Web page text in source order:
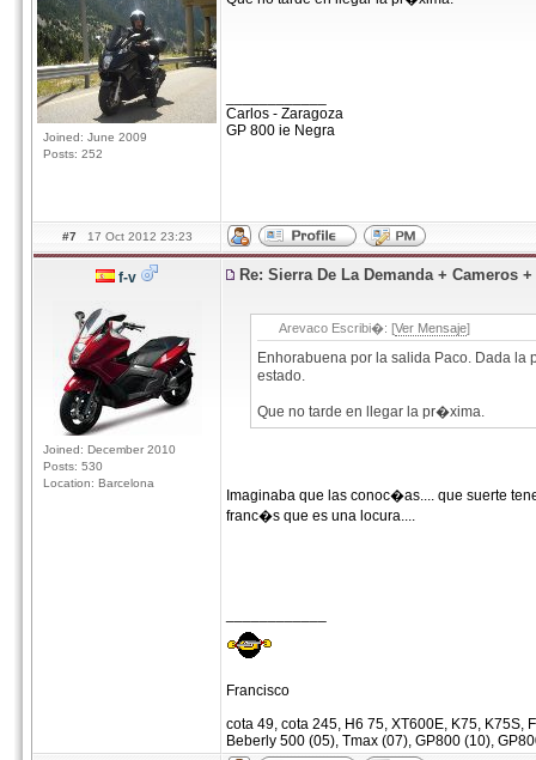
Joined: June 2009
Posts: 252
Carlos - Zaragoza
GP 800 ie Negra
#7 17 Oct 2012 23:23
f-v
Joined: December 2010
Posts: 530
Location: Barcelona
Re: Sierra De La Demanda + Cameros
Arevaco Escribi�: [Ver Mensaje]
Enhorabuena por la salida Paco. Dada
estado.
Que no tarde en llegar la pr�xima.
Imaginaba que las conoc�as.... que suerte
franc�s que es una locura....
Francisco
cota 49, cota 245, H6 75, XT600E, K75, K75S,
Beberly 500 (05), Tmax (07), GP800 (10),